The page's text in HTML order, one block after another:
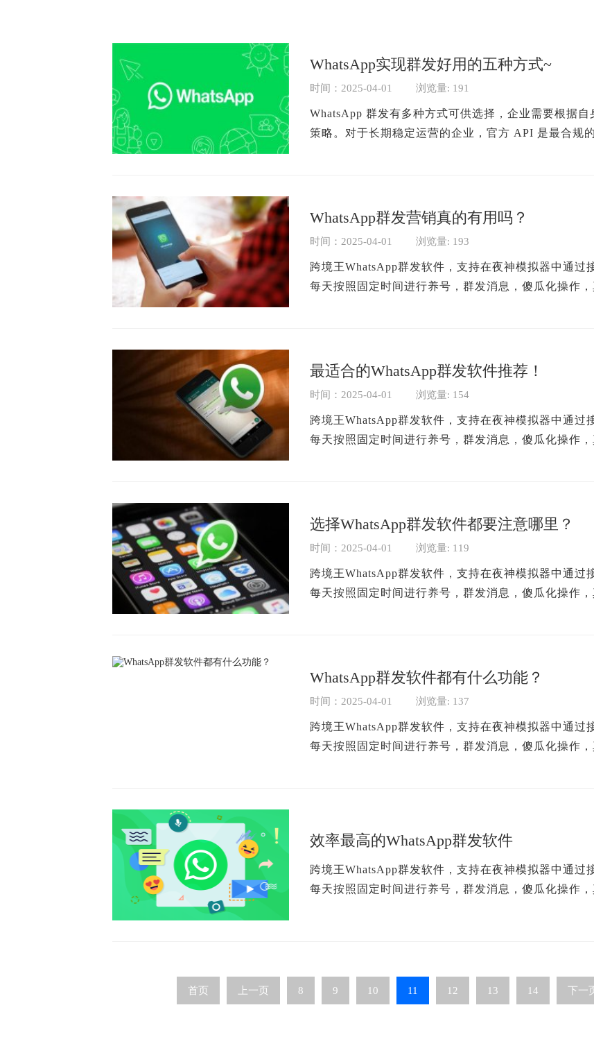
WhatsApp实现群发好用的五种方式~
时间：2025-04-01 浏览量: 191
WhatsApp 群发有多种方式可供选择，企业需要根据
策略。对于长期稳定运营的企业，官方 API 是最合规
WhatsApp群发营销真的有用吗？
时间：2025-04-01 浏览量: 193
跨境王WhatsApp群发软件，支持在夜神模拟器中通过
每天按照固定时间进行养号，群发消息，傻瓜化操作
最适合的WhatsApp群发软件推荐！
时间：2025-04-01 浏览量: 154
跨境王WhatsApp群发软件，支持在夜神模拟器中通过
每天按照固定时间进行养号，群发消息，傻瓜化操作
选择WhatsApp群发软件都要注意哪里？
时间：2025-04-01 浏览量: 119
跨境王WhatsApp群发软件，支持在夜神模拟器中通过
每天按照固定时间进行养号，群发消息，傻瓜化操作
WhatsApp群发软件都有什么功能？
时间：2025-04-01 浏览量: 137
跨境王WhatsApp群发软件，支持在夜神模拟器中通过
每天按照固定时间进行养号，群发消息，傻瓜化操作
效率最高的WhatsApp群发软件
跨境王WhatsApp群发软件，支持在夜神模拟器中通过
每天按照固定时间进行养号，群发消息，傻瓜化操作
首页 上一页 8 9 10 11 12 13 14 下一